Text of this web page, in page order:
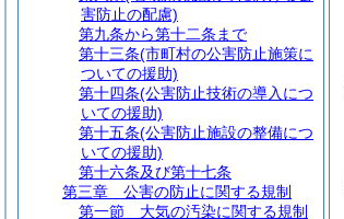
害防止の配慮)
第九条から第十二条まで
第十三条(市町村の公害防止施策に
ついての援助)
第十四条(公害防止技術の導入につ
いての援助)
第十五条(公害防止施設の整備につ
いての援助)
第十六条及び第十七条
第三章
公害の防止に関する規制
第一節
大気の汚染に関する規制